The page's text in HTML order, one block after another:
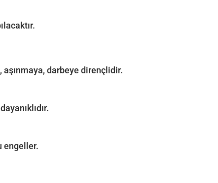
darbeye dirençlidir.
engeller.